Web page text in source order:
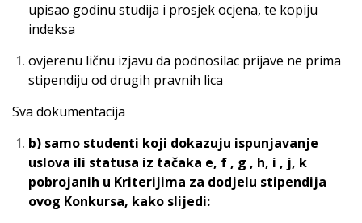
upisao godinu studija i prosjek ocjena, te kopiju
indeksa
ovjerenu ličnu izjavu da podnosilac prijave ne prima
stipendiju od drugih pravnih lica
Sva dokumentacija
b) samo studenti koji dokazuju ispunjavanje
uslova ili statusa iz tačaka e, f , g , h, i , j, k
pobrojanih u Kriterijima za dodjelu stipendija
ovog Konkursa, kako slijedi: